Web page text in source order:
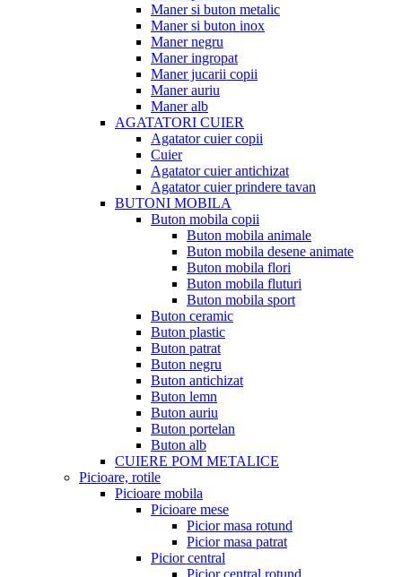
Maner si buton metalic
Maner si buton inox
Maner negru
Maner ingropat
Maner jucarii copii
Maner auriu
Maner alb
AGATATORI CUIER
Agatator cuier copii
Cuier
Agatator cuier antichizat
Agatator cuier prindere tavan
BUTONI MOBILA
Buton mobila copii
Buton mobila animale
Buton mobila desene animate
Buton mobila flori
Buton mobila fluturi
Buton mobila sport
Buton ceramic
Buton plastic
Buton patrat
Buton negru
Buton antichizat
Buton lemn
Buton auriu
Buton portelan
Buton alb
CUIERE POM METALICE
Picioare, rotile
Picioare mobila
Picioare mese
Picior masa rotund
Picior masa patrat
Picior central
Picior central rotund